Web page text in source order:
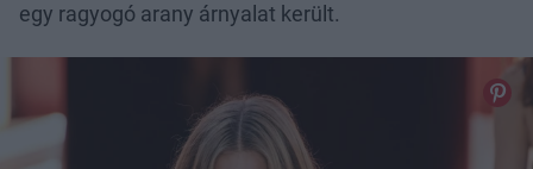
egy ragyogó arany árnyalat került.